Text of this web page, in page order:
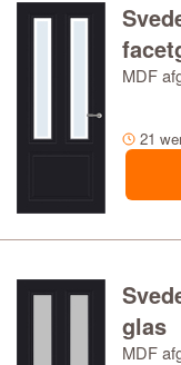
MDF
21
glas
MDF